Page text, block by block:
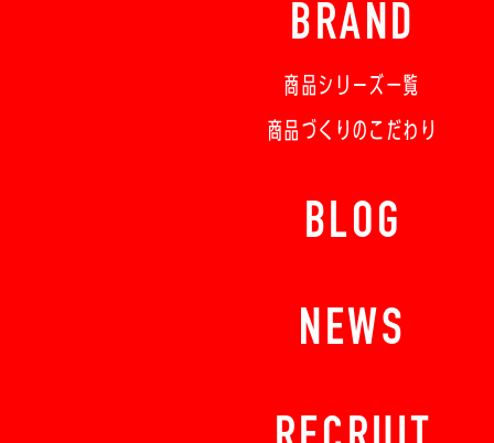
BRAND
商品シリーズ一覧
商品づくりのこだわり
BLOG
NEWS